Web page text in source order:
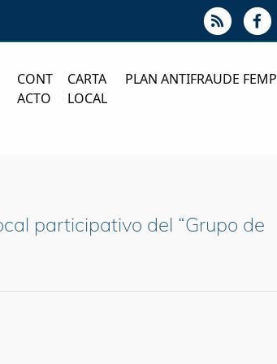
CONT
ACTO
CARTA
LOCAL
PLAN ANTIFRAUDE FEMP
participativo del “Grupo de